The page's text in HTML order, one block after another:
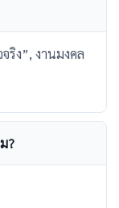
ริง”, งานมงคล
?